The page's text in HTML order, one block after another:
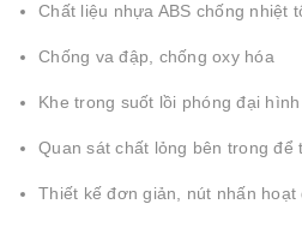
Chất liệu nhựa ABS chống nhiệt
Chống va đập, chống oxy hóa
Khe trong suốt lồi phóng đại
Quan sát chất lỏng bên trong để
Thiết kế đơn giản, nút nhấn hoạt